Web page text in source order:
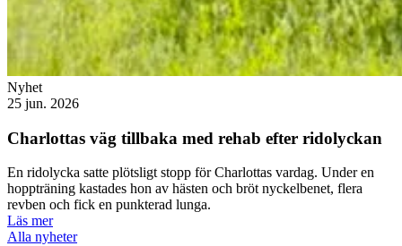
Nyhet
25 jun. 2026
Charlottas väg tillbaka med rehab efter ridolyckan
En ridolycka satte plötsligt stopp för Charlottas vardag. Under en
hoppträning kastades hon av hästen och bröt nyckelbenet, flera
revben och fick en punkterad lunga.
Läs mer
Alla nyheter